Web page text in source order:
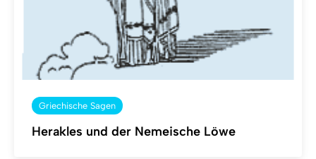
Griechische Sagen
Herakles und der Nemeische Löwe